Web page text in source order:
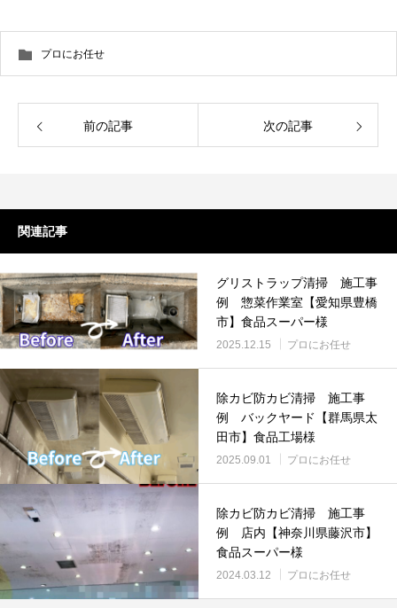
プロにお任せ
前の記事 次の記事
関連記事
グリストラップ清掃 施工事
例 惣菜作業室【愛知県豊橋
市】食品スーパー様
2025.12.15 プロにお任せ
除カビ防カビ清掃 施工事
例 バックヤード【群馬県太
田市】食品工場様
2025.09.01 プロにお任せ
除カビ防カビ清掃 施工事
例 店内【神奈川県藤沢市】
食品スーパー様
2024.03.12 プロにお任せ